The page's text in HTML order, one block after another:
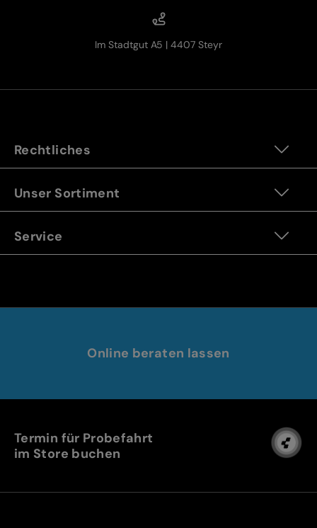
Im Stadtgut A5 | 4407 Steyr
Rechtliches
Unser Sortiment
Service
Online beraten lassen
Termin für Probefahrt
im Store buchen